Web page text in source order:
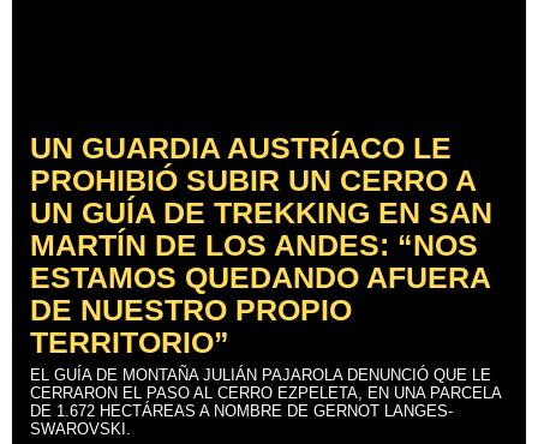
UN GUARDIA AUSTRÍACO LE
PROHIBIÓ SUBIR UN CERRO A
UN GUÍA DE TREKKING EN SAN
MARTÍN DE LOS ANDES: “NOS
ESTAMOS QUEDANDO AFUERA
DE NUESTRO PROPIO
TERRITORIO”
EL GUÍA DE MONTAÑA JULIÁN PAJAROLA DENUNCIÓ QUE LE
CERRARON EL PASO AL CERRO EZPELETA, EN UNA PARCELA
DE 1.672 HECTÁREAS A NOMBRE DE GERNOT LANGES-
SWAROVSKI.